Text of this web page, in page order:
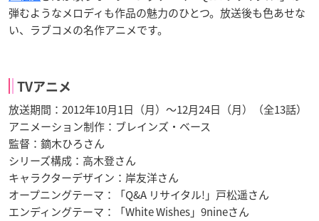
弾むようなメロディも作品の魅力のひとつ。放送後も色あせな
い、ラブコメの名作アニメです。
TVアニメ
放送期間：2012年10月1日（月）〜12月24日（月）（全13話）
アニメーション制作：ブレインズ・ベース
監督：鏑木ひろさん
シリーズ構成：高木登さん
キャラクターデザイン：岸友洋さん
オープニングテーマ：「Q&A リサイタル!」戸松遥さん
エンディングテーマ：「White Wishes」9nineさん